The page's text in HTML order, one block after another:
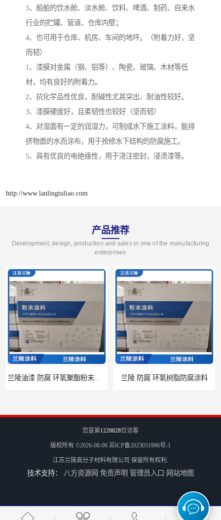
3、船舶的饮水舱、淡水舱、饮料、啤酒、制药、自来水
行业的贮罐、管道、仓库内壁；
4、也可用于仓库、机房、车间的地坪。（附着力好，坚
而韧）
1、漆膜对金属（钢、铝等）、陶瓷、玻璃、木材等低
材，均有良好的附着力。
2、抗化学品性优良，耐碱性尤其突出、耐油性较好。
3、漆膜硬度好，且柔韧性也较好（坚而韧）
4、对湿面有一定的润湿力，可制成水下施工涂料，能排
挤物面的水而涂布，用于抢修水下结构的防腐施工。
5、具有优良的电绝缘性，用于浇注密封，浸渍漆等。
http://www.lanlingtuliao.com
产品推荐
Development, design, production and sales in one of the manufacturing
enterprises
兰陵 防腐 环氧树脂防腐涂料 兰陵涂料 防腐 环氧玻璃鳞片涂料
兰陵油漆 防腐 环氧树脂防水涂料
您是第1220828位访客
版权所有 ©2026-08-08 苏ICP备2023031996号-1
江苏兰陵高分子材料有限公司 保留所有权利.
技术支持： 八方资源网 免责声明 管理员入口 网站地图